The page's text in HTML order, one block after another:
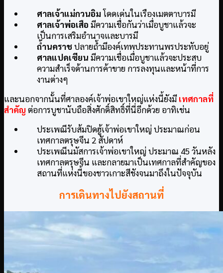
ศาลเจ้าแม่กวนอิมโดดเด่นในเรืองเมตตาบารมี
ศาลเจ้าพ่อเสือ มีความเชื่อกันว่าเมื่อบูชาแล้วจะ
เป็นการเสริมอำนาจและบารมี
ถ้ำนคราชปลายถ้ำมีองค์เทพประทานพรประทับอยู่
ศาลแปดเซียน มีความเชื่อเมื่อบูชาแล้วจะประสบ
ความสำเร็จด้านการค้าขาย การลงทุนและหน้าที่การ
งานต่างๆ
และนอกจากนั้นที่ศาลองค์เจ้าพ่อเขาใหญ่แห่งนี้ยังมีเทศกาลที่
สำคัญต่อการบูชานับถือสิ่งศักดิ์สิทธิ์ที่นี่อีกด้วย อาทิเช่น
ประเพณีรับส้มปิดฮู้เจ้าพ่อเขาใหญ่ ประมาณก่อน
เทศกาลตรุษจีน 2 สัปดาห์
ประเพณีนมัสการเจ้าพ่อเขาใหญ่ ประมาณ 45 วันหลัง
เทศกาลตรุษจีน และกลายมาเป็นเทศกาลที่สำคัญของ
สถานที่แห่งนี้ของชาวเกาะสีชังจนมาถึงในปัจจุบัน
การเดินทางไปยังสถานที่